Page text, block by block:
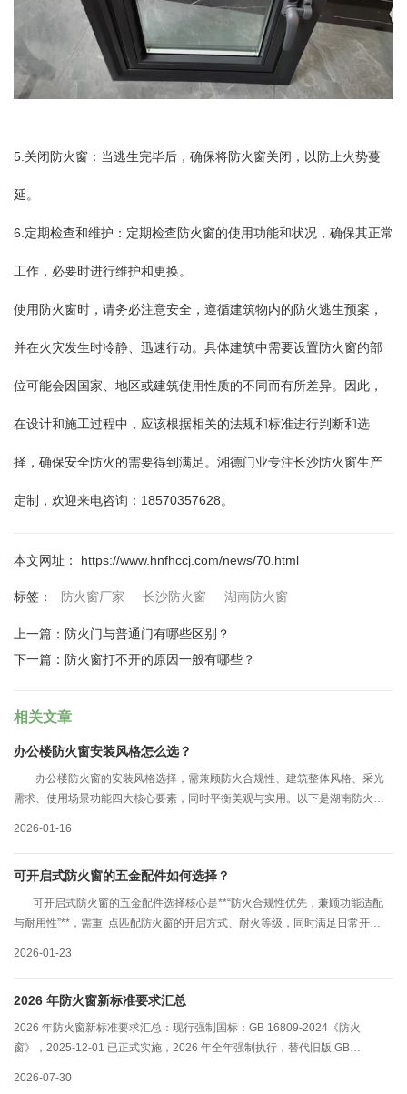
5.关闭防火窗：当逃生完毕后，确保将防火窗关闭，以防止火势蔓
延。
6.定期检查和维护：定期检查防火窗的使用功能和状况，确保其正常
工作，必要时进行维护和更换。
使用防火窗时，请务必注意安全，遵循建筑物内的防火逃生预案，
并在火灾发生时冷静、迅速行动。具体建筑中需要设置防火窗的部
位可能会因国家、地区或建筑使用性质的不同而有所差异。因此，
在设计和施工过程中，应该根据相关的法规和标准进行判断和选
择，确保安全防火的需要得到满足。湘德门业专注长沙防火窗生产
定制，欢迎来电咨询：18570357628。
本文网址： https://www.hnfhccj.com/news/70.html
标签： 防火窗厂家 长沙防火窗 湖南防火窗
上一篇： 防火门与普通门有哪些区别？
下一篇： 防火窗打不开的原因一般有哪些？
相关文章
办公楼防火窗安装风格怎么选？
办公楼防火窗的安装风格选择，需兼顾防火合规性、建筑整体风格、采光
需求、使用场景功能四大核心要素，同时平衡美观与实用。以下是湖南防火窗
2026-01-16
可开启式防火窗的五金配件如何选择？
可开启式防火窗的五金配件选择核心是**“防火合规性优先，兼顾功能适配
与耐用性”**，需重 点匹配防火窗的开启方式、耐火等级，同时满足日常开
2026-01-23
2026 年防火窗新标准要求汇总
2026 年防火窗新标准要求汇总：现行强制国标：GB 16809-2024《防火
窗》，2025-12-01 已正式实施，2026 年全年强制执行，替代旧版 GB
2026-07-30